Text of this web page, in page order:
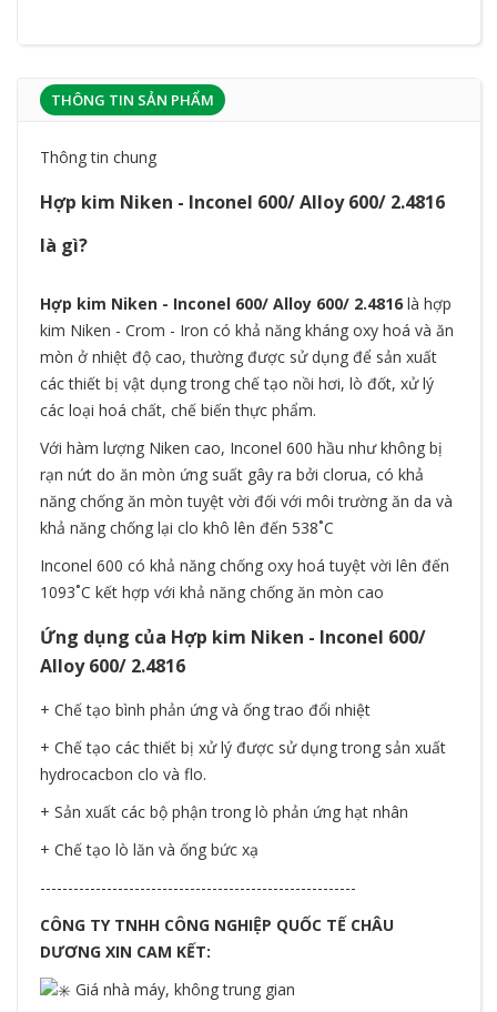
THÔNG TIN SẢN PHẨM
Thông tin chung
Hợp kim Niken - Inconel 600/ Alloy 600/ 2.4816
là gì?
Hợp kim Niken - Inconel 600/ Alloy 600/ 2.4816 là hợp
kim Niken - Crom - Iron có khả năng kháng oxy hoá và ăn
mòn ở nhiệt độ cao, thường được sử dụng để sản xuất
các thiết bị vật dụng trong chế tạo nồi hơi, lò đốt, xử lý
các loại hoá chất, chế biến thực phẩm.
Với hàm lượng Niken cao, Inconel 600 hầu như không bị
rạn nứt do ăn mòn ứng suất gây ra bởi clorua, có khả
năng chống ăn mòn tuyệt vời đối với môi trường ăn da và
khả năng chống lại clo khô lên đến 538˚C
Inconel 600 có khả năng chống oxy hoá tuyệt vời lên đến
1093˚C kết hợp với khả năng chống ăn mòn cao
Ứng dụng của Hợp kim Niken - Inconel 600/
Alloy 600/ 2.4816
+ Chế tạo bình phản ứng và ống trao đổi nhiệt
+ Chế tạo các thiết bị xử lý được sử dụng trong sản xuất
hydrocacbon clo và flo.
+ Sản xuất các bộ phận trong lò phản ứng hạt nhân
+ Chế tạo lò lăn và ống bức xạ
---------------------------------------------------------
CÔNG TY TNHH CÔNG NGHIỆP QUỐC TẾ CHÂU
DƯƠNG XIN CAM KẾT:
Giá nhà máy, không trung gian